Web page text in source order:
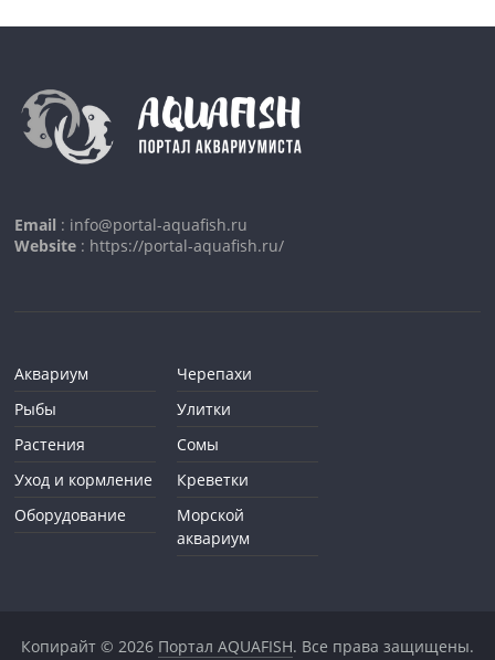
Email : info@portal-aquafish.ru
Website : https://portal-aquafish.ru/
Аквариум
Рыбы
Растения
Уход и кормление
Оборудование
Черепахи
Улитки
Сомы
Креветки
Морской
аквариум
Копирайт © 2026 Портал AQUAFISH. Все права защищены.